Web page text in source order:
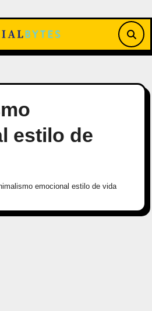
estilo de
emocional estilo de vida